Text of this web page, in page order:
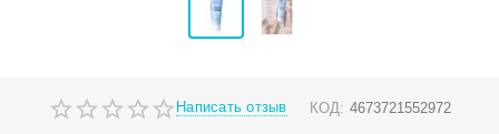
Написать отзыв КОД: 4673721552972